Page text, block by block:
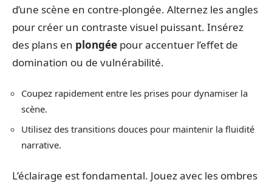
d’une scène en contre-plongée. Alternez les angles
pour créer un contraste visuel puissant. Insérez
des plans en plongée pour accentuer l’effet de
domination ou de vulnérabilité.
Coupez rapidement entre les prises pour dynamiser la
scène.
Utilisez des transitions douces pour maintenir la fluidité
narrative.
L’éclairage est fondamental. Jouez avec les ombres